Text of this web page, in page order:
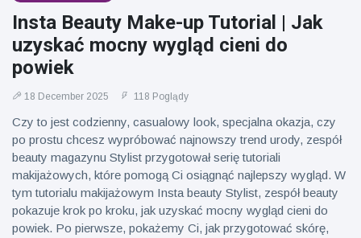
Insta Beauty Make-up Tutorial | Jak
uzyskać mocny wygląd cieni do
powiek
18 December 2025 118 Poglądy
Czy to jest codzienny, casualowy look, specjalna okazja, czy
po prostu chcesz wypróbować najnowszy trend urody, zespół
beauty magazynu Stylist przygotował serię tutoriali
makijażowych, które pomogą Ci osiągnąć najlepszy wygląd. W
tym tutorialu makijażowym Insta beauty Stylist, zespół beauty
pokazuje krok po kroku, jak uzyskać mocny wygląd cieni do
powiek. Po pierwsze, pokażemy Ci, jak przygotować skórę,